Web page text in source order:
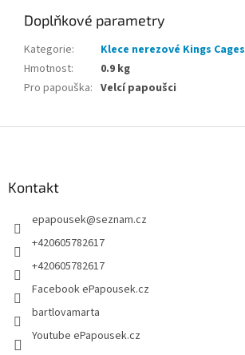
Doplňkové parametry
Kategorie:
Klece nerezové Kings Cages
Hmotnost:
0.9 kg
Pro papouška: Velcí papoušci
Kontakt
epapousek@seznam.cz
+420605782617
+420605782617
Facebook ePapousek.cz
bartlovamarta
Youtube ePapousek.cz